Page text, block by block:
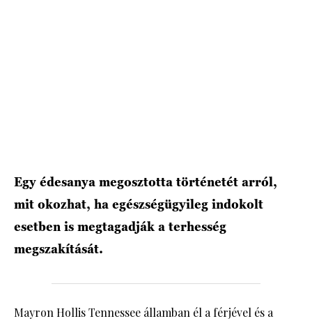
Egy édesanya megosztotta történetét arról,
mit okozhat, ha egészségügyileg indokolt
esetben is megtagadják a terhesség
megszakítását.
Mayron Hollis Tennessee államban él a férjével és a